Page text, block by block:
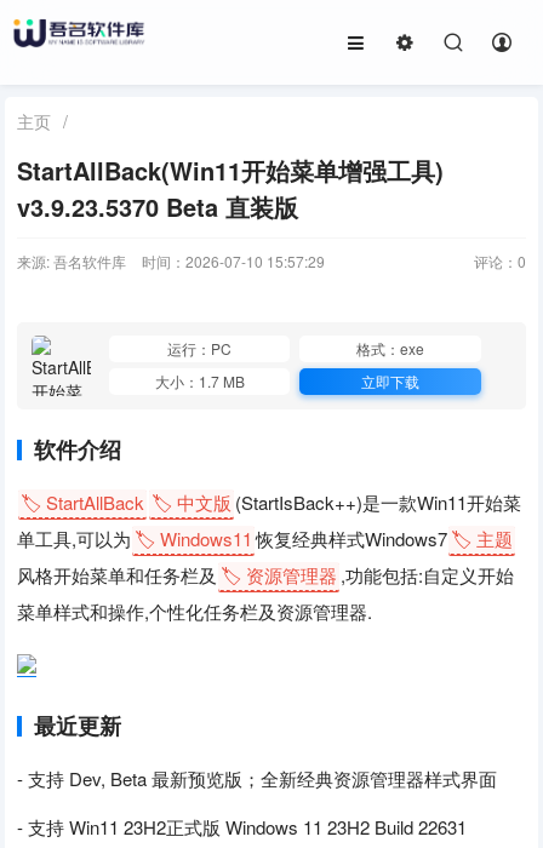
主页 /
StartAllBack(Win11开始菜单增强工具)
v3.9.23.5370 Beta 直装版
来源: 吾名软件库 时间：2026-07-10 15:57:29 评论： 0
运行：PC
格式：exe
大小：1.7 MB
立即下载
软件介绍
🏷️ StartAllBack 🏷️ 中文版 (StartIsBack++)是一款Win11开始菜
单工具,可以为 🏷️ Windows11 恢复经典样式Windows7🏷️ 主题
风格开始菜单和任务栏及 🏷️ 资源管理器 ,功能包括:自定义开始
菜单样式和操作,个性化任务栏及资源管理器.
最近更新
- 支持 Dev, Beta 最新预览版；全新经典资源管理器样式界面
- 支持 Win11 23H2正式版 Windows 11 23H2 Build 22631